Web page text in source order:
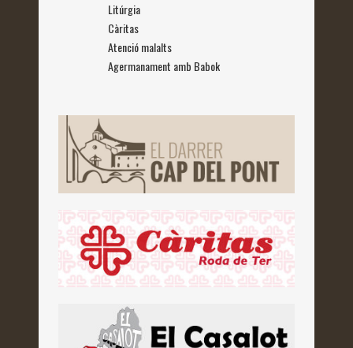
Litúrgia
Càritas
Atenció malalts
Agermanament amb Babok